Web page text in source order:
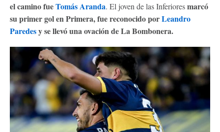
el camino fueTomás Aranda. El joven de las Inferioresmarcó
su primer gol en Primera, fue reconocido porLeandro
Paredesy se llevó una ovación de La Bombonera.